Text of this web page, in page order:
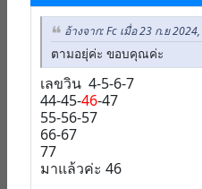
อ้างจาก: Fc เมื่อ 23 ก.ย
ตามอยุ่ค่ะ ขอบคุณค่ะ
เลขวิน 4-5-6-7
44-45-46-47
55-56-57
66-67
77
มาแล้วค่ะ 46